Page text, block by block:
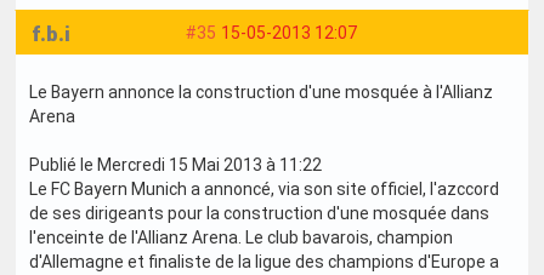
#35 15-05-2013 12:07
f.b.i
Le Bayern annonce la construction d'une mosquée à l'Allianz
Arena
Publié le Mercredi 15 Mai 2013 à 11:22
Le FC Bayern Munich a annoncé, via son site officiel, l'azccord
de ses dirigeants pour la construction d'une mosquée dans
l'enceinte de l'Allianz Arena. Le club bavarois, champion
d'Allemagne et finaliste de la ligue des champions d'Europe a